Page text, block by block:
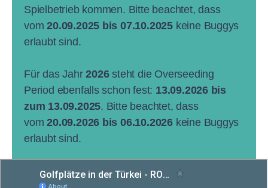
Spielbetrieb kommen. Bitte beachtet, dass
vom20.09.2025 bis 07.10.2025keine Buggys
erlaubt sind.
Für das Jahr2026 steht die Overseeding
Period ebenfalls schon fest: 13.09.2026 bis
zum 13.09.2025. Bitte beachtet, dass
vom20.09.2026 bis 06.10.2026keine Buggys
erlaubt sind.